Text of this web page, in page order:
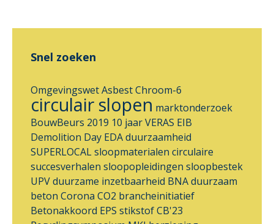
Snel zoeken
OmgevingswetAsbestChroom-6
circulair slopen marktonderzoek
BouwBeurs 2019 10 jaar VERAS EIB
Demolition Day EDAduurzaamheid
SUPERLOCALsloopmaterialen circulaire
succesverhalen sloopopleidingen sloopbestek
UPVduurzame inzetbaarheid BNAduurzaam
beton Corona CO2 brancheinitiatief
Betonakkoord EPS stikstofCB'23